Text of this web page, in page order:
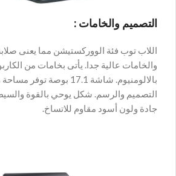
التصميم والخامات :
اللاب توب فئة الووركستيشن مما يعنى
والخامات عالية جدا. يأتى بخامات من
بالالومنيوم. شاشة 17.1 بوصة
التصميم والرسم. شكل يوحي بالقوة
جادة ولون أسود مقاوم للاتساخ.